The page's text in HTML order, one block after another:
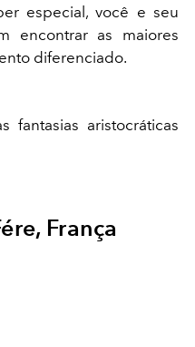
especial, você e seu
encontrar as maiores
diferenciado.
fantasias aristocráticas
França